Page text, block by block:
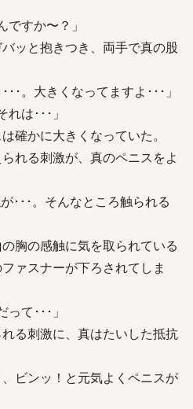
ですか〜？」
ッと抱きつき、両手で真の股
･･。大きくなってますよ･･･」
れは･･･」
確かに大きくなっていた。
れる刺激が、真のペニスをよ
･･･。そんなところ触られる
胸の感触に気を取られている
ァスナーが下ろされてしま
って･･･」
る刺激に、真はたいした抵抗
ビンッ！と元気よくペニスが